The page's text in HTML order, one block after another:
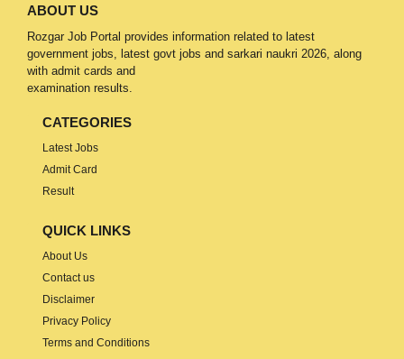
ABOUT US
Rozgar Job Portal provides information related to latest
government jobs, latest govt jobs and sarkari naukri 2026, along
with admit cards and
examination results.
CATEGORIES
Latest Jobs
Admit Card
Result
QUICK LINKS
About Us
Contact us
Disclaimer
Privacy Policy
Terms and Conditions